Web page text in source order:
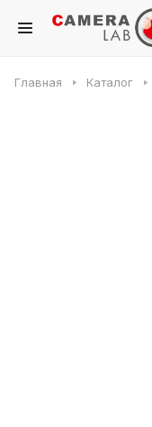
Главная Каталог